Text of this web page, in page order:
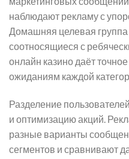
наблюдают рекламу с
Домашняя целевая
соотносящиеся с
онлайн казино даёт
ожиданиям каждой
Разделение
и оптимизацию акций.
разные варианты
сегментов и сравнивают